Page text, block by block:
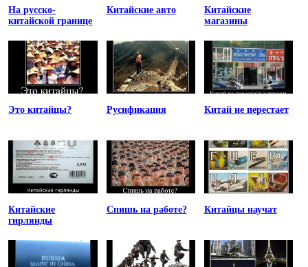
На русско-
китайской границе
Китайские авто
Китайские
магазины
Это китайцы? Русификация Китай не перестает
Китайские
гирлянды
Спишь на работе? Китайцы научат